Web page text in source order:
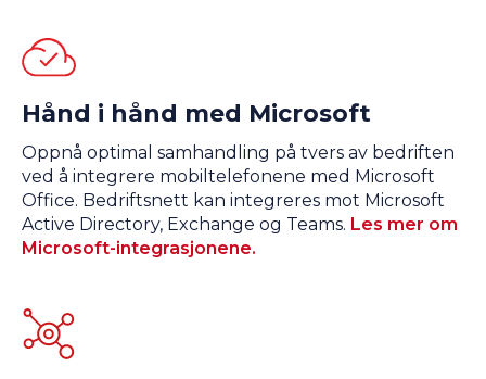
Hånd i hånd med Microsoft
Oppnå optimal samhandling på tvers av bedriften
ved å integrere mobiltelefonene med Microsoft
Office. Bedriftsnett kan integreres mot Microsoft
Active Directory, Exchange og Teams. Les mer om
Microsoft-integrasjonene.